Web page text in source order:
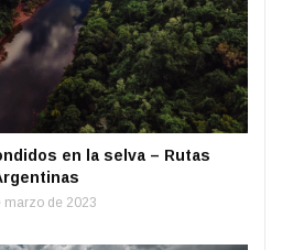
en la selva – Rutas
marzo de 2023